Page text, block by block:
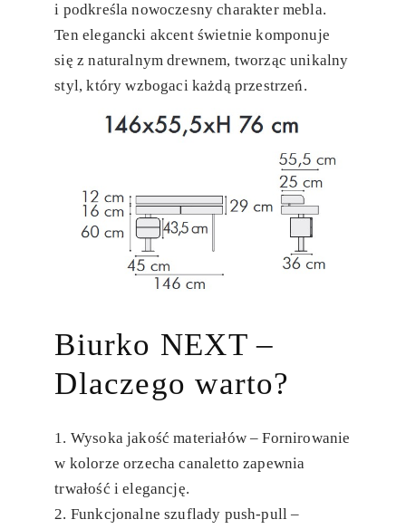
i podkreśla nowoczesny charakter mebla.
Ten elegancki akcent świetnie komponuje
się z naturalnym drewnem, tworząc unikalny
styl, który wzbogaci każdą przestrzeń.
Biurko NEXT –
Dlaczego warto?
Wysoka jakość materiałów– Fornirowanie
w kolorze orzecha canaletto zapewnia
trwałość i elegancję.
Funkcjonalne szuflady push-pull –